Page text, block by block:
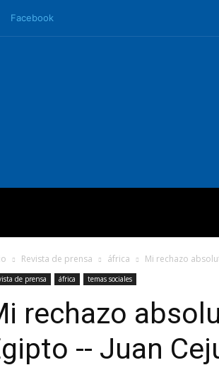
Facebook
Revista de prensa áfrica Mi rechazo
de prensa áfrica temas sociales
rechazo
-- Juan